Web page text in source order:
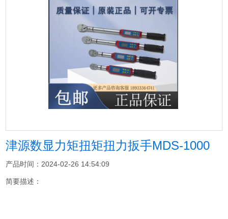
津源数显力矩扭矩扭力扳手MDS-1000
产品时间：2024-02-26 14:54:09
简要描述：